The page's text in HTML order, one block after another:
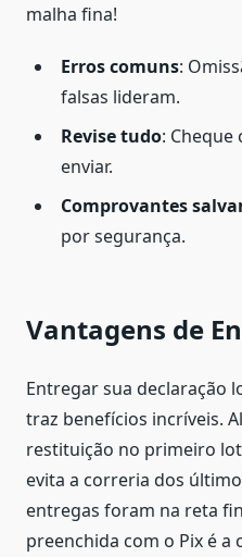
malha fina!
Erros comuns:
falsas lideram.
Revise tudo: Cheque
enviar.
Comprovantes
por segurança.
Vantagens de
Entregar sua declaração
traz benefícios incríveis.
restituição no primeiro
evita a correria dos
entregas foram na reta
preenchida com o Pix é a